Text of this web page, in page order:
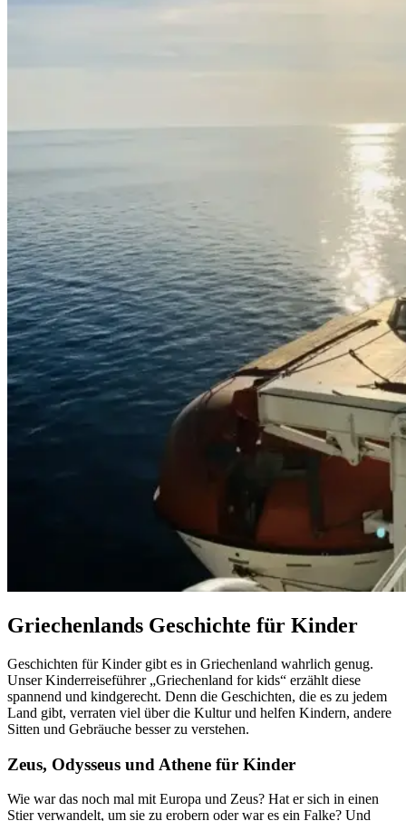
Griechenlands Geschichte für Kinder
Geschichten für Kinder gibt es in Griechenland wahrlich genug.
Unser Kinderreiseführer „Griechenland for kids“ erzählt diese
spannend und kindgerecht. Denn die Geschichten, die es zu jedem
Land gibt, verraten viel über die Kultur und helfen Kindern, andere
Sitten und Gebräuche besser zu verstehen.
Zeus, Odysseus und Athene für Kinder
Wie war das noch mal mit Europa und Zeus? Hat er sich in einen
Stier verwandelt, um sie zu erobern oder war es ein Falke? Und